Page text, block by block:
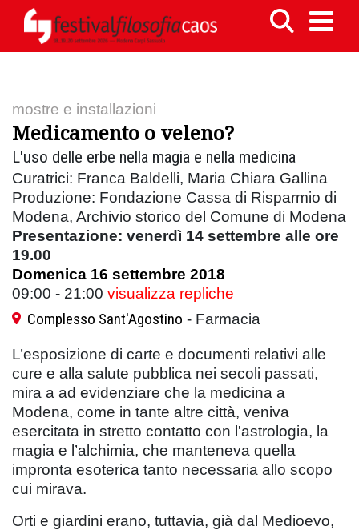
mostre e installazioni
Medicamento o veleno?
L'uso delle erbe nella magia e nella medicina
Curatrici: Franca Baldelli, Maria Chiara Gallina
Produzione: Fondazione Cassa di Risparmio di
Modena, Archivio storico del Comune di Modena
Presentazione: venerdì 14 settembre alle ore
19.00
Domenica 16 settembre 2018
09:00 - 21:00 visualizza repliche
Complesso Sant'Agostino - Farmacia
L’esposizione di carte e documenti relativi alle
cure e alla salute pubblica nei secoli passati,
mira a ad evidenziare che la medicina a
Modena, come in tante altre città, veniva
esercitata in stretto contatto con l'astrologia, la
magia e l’alchimia, che manteneva quella
impronta esoterica tanto necessaria allo scopo
cui mirava.
Orti e giardini erano, tuttavia, già dal Medioevo,